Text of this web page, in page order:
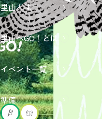
里山とは
里山へGO！とは
イベント一覧
準備